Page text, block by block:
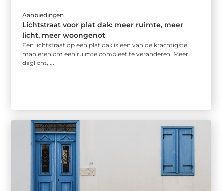
Aanbiedingen
Lichtstraat voor plat dak: meer ruimte, meer
licht, meer woongenot
Een lichtstraat op een plat dak is een van de krachtigste
manieren om een ruimte compleet te veranderen. Meer
daglicht, ...